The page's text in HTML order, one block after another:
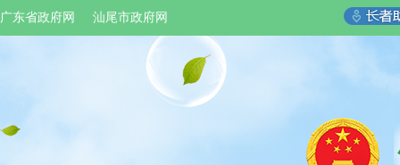
广东省政府网 汕尾市政府网